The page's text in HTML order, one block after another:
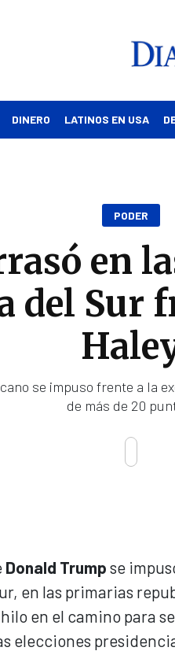
DINERO LATINOS EN USA
PODER
en
del Sur
se impuso frente a la
de más de 20
Donald Trump se
en las primarias
en el camino para
elecciones